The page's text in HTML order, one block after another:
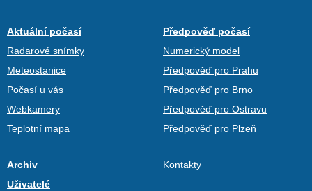
Aktuální počasí
Radarové snímky
Meteostanice
Počasí u vás
Webkamery
Teplotní mapa
Předpověď počasí
Numerický model
Předpověď pro Prahu
Předpověď pro Brno
Předpověď pro Ostravu
Předpověď pro Plzeň
Archiv
Uživatelé
Kontakty